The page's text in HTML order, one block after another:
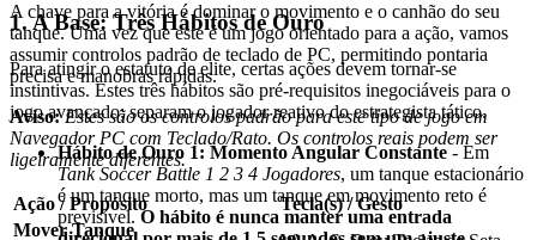
A chave para a vitória é dominar o movimento e o canhão do seu
tanque. Uma vez que este é um jogo orientado para a ação, vamos
assumir controlos padrão de teclado de PC, permitindo pontaria
precisa e manobras rápidas.
Aviso: Estes são os controlos padrão para este tipo de jogo em
Navegador PC com Teclado/Rato. Os controlos reais podem ser
ligeiramente diferentes.
Ação / Propósito
Tecla(s) / Gesto
Mover Tanque
1. A Base: Três Hábitos de Ouro
Para atingir o estatuto de elite, certas ações devem tornar-se
instintivas. Estes três hábitos são pré-requisitos inegociáveis para o
jogo avançado; separam o jogador reativo do estrategista tático.
Hábito de Ouro 1: Momento Angular Constante - Em
Tank Soccer Battle 1 2 3 4 Jogadores, um tanque estacionário
é um tanque morto, mas um tanque em movimento reto é
previsível.O hábito é nunca manter uma entrada